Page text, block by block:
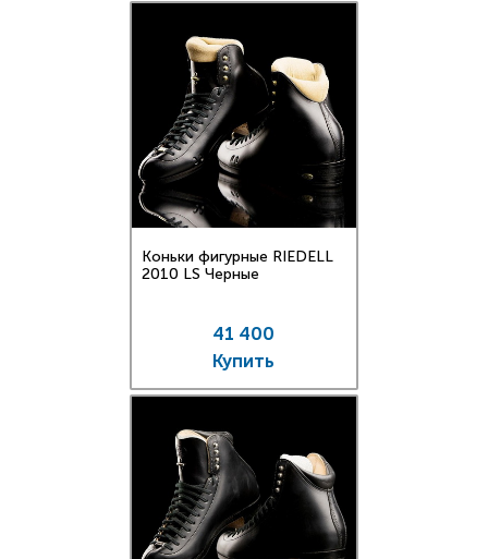
Коньки фигурные RIEDELL
2010 LS Черные
41 400
Купить